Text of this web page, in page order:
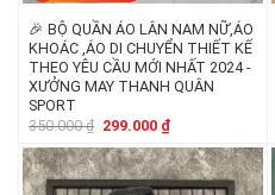
🎉 BỘ QUẦN ÁO LÂN NAM NỮ,ÁO
KHOÁC ,ÁO DI CHUYỂN THIẾT KẾ
THEO YÊU CẦU MỚI NHẤT 2024 -
XƯỞNG MAY THANH QUÂN
SPORT
350.000₫ Giá
là:
350.000 ₫.
299.000 ₫Giá
hiện
tại
là:
299.000 ₫.